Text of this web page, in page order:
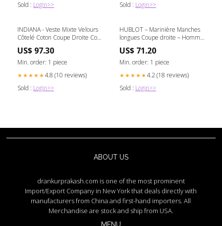
Sold : Login>>
Sold : Login>>
INDIANA - Veste Mixte Velours
Côtelé Coton Coupe Droite Col
US$ 97.30
Min. order: 1 piece
★★★★★4.8 (10 reviews)
Sold : Login>>
HUBLOT – Marinière Manches
longues Coupe droite – Homme
US$ 71.20
Min. order: 1 piece
★★★★★4.2 (18 reviews)
Sold : Login>>
ABOUT US
drankurprakash.com is one of the most prominent
Import/Export Company in New York that deals directly with
manufacturers from China and first-hand importers. All
Merchandise are stock and ship from USA.